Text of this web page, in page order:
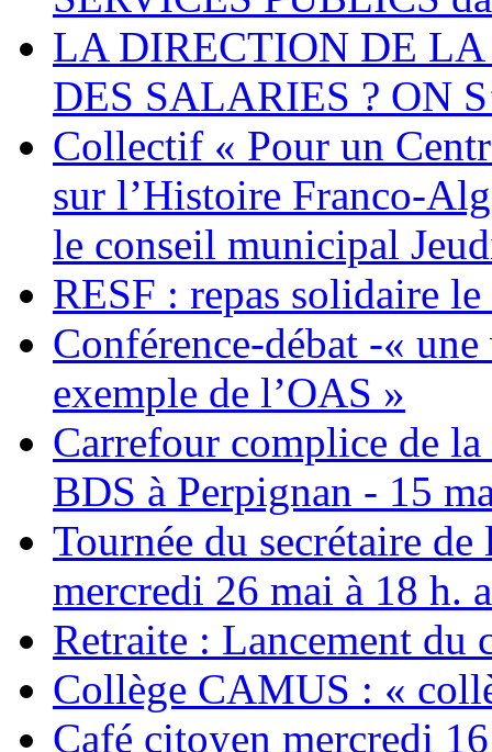
LA DIRECTION DE
DES SALARIES ? ON
Collectif « Pour un
sur l’Histoire Franco-
le conseil municipal
RESF : repas solidaire
Conférence-débat -«
exemple de l’OAS »
Carrefour complice de
BDS à Perpignan - 15
Tournée du secrétaire
mercredi 26 mai à 18 h.
Retraite : Lancement du
Collège CAMUS : «
Café citoyen mercredi